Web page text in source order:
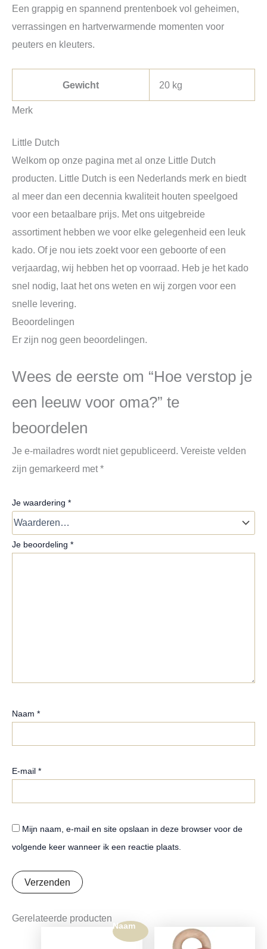
Een grappig en spannend prentenboek vol geheimen,
verrassingen en hartverwarmende momenten voor
peuters en kleuters.
Gewicht 20 kg
Merk
Little Dutch
Welkom op onze pagina met al onze Little Dutch
producten. Little Dutch is een Nederlands merk en biedt
al meer dan een decennia kwaliteit houten speelgoed
voor een betaalbare prijs. Met ons uitgebreide
assortiment hebben we voor elke gelegenheid een leuk
kado. Of je nou iets zoekt voor een geboorte of een
verjaardag, wij hebben het op voorraad. Heb je het kado
snel nodig, laat het ons weten en wij zorgen voor een
snelle levering.
Beoordelingen
Er zijn nog geen beoordelingen.
Wees de eerste om “Hoe verstop je
een leeuw voor oma?” te
beoordelen
Je e-mailadres wordt niet gepubliceerd. Vereiste velden
zijn gemarkeerd met*
Je waardering *
Je beoordeling *
Naam *
E-mail *
Mijn naam, e-mail en site opslaan in deze browser voor de
volgende keer wanneer ik een reactie plaats.
Gerelateerde producten
Naam
Oorspronkelijke
prijs
Huidige
prijs